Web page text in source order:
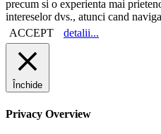
precum si o experienta mai
intereselor dvs., atunci cand
ACCEPT
detalii...
Închide
Privacy Overview